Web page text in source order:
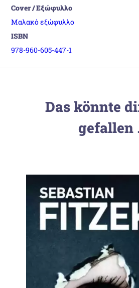
Cover / Εξώφυλλο
Μαλακό εξώφυλλο
ISBN
978-960-605-447-1
Das könnte
gefallen